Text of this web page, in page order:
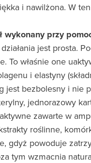
i nawilżona. W
przy
jest prosta.
To właśnie one
i elastyny
jest bezbolesny i
jednorazowy
zawarte w
roślinne,
gdyż powoduje
tym wzmacnia